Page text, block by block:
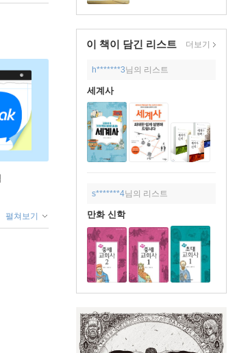
이 책이 담긴 리스트 더보기
h*******3님의 리스트
세계사
s*******4님의 리스트
만화 신학
펼쳐보기